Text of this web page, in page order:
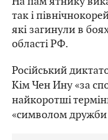
так і
які загинули в
області РФ.
Російський
Кім Чен Ину «за
найкоротші
«символом дружби